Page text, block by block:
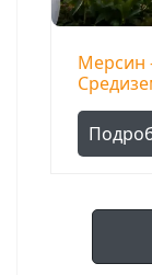
Мерсин